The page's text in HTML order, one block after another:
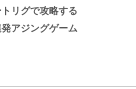
リグで攻略する
アジングゲーム